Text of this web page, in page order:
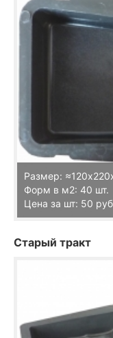
Размер:
Форм в м2: 40 шт.
Цена за шт: 50
Старый тракт